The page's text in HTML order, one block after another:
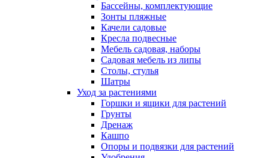
Бассейны, комплектующие
Зонты пляжные
Качели садовые
Кресла подвесные
Мебель садовая, наборы
Садовая мебель из липы
Столы, стулья
Шатры
Уход за растениями
Горшки и ящики для растений
Грунты
Дренаж
Кашпо
Опоры и подвязки для растений